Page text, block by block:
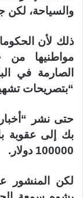
والسياحة، لكن
ذلك لأن
مواطنيها من
الصارمة في
“بتصريحات
حتى نشر
بك إلى عقوبة
100000 دولار.
لكن المنشور